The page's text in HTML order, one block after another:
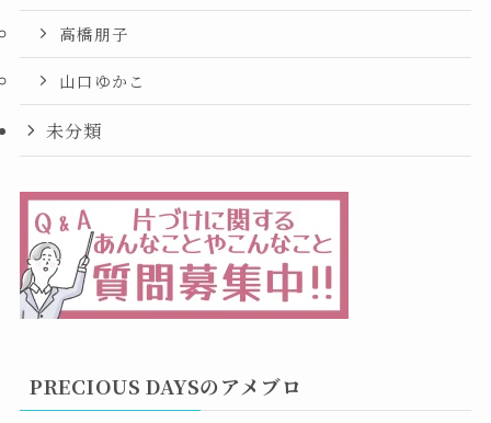
高橋朋子
山口ゆかこ
未分類
PRECIOUS DAYSのアメブロ